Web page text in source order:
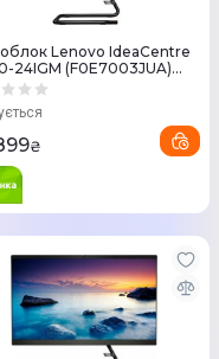
Lenovo IdeaCentre
24IGM (F0E7003JUA)
₴